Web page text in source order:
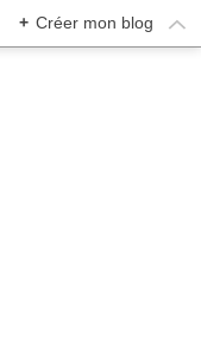
+ Créer mon blog